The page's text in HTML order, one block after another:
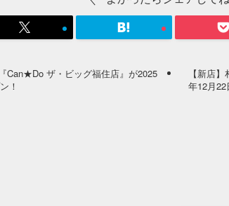
Can★Do ザ・ビッグ福住店』が2025
！
【新店
年12月22